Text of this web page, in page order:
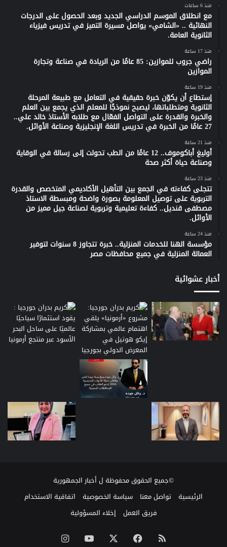
منذ 6 ساعات
مع انطلاق الموسم الدراسي الجديد وبعد الحصول على الدرجات
النهائية .. «الشامي» يواصل مسيرة التميز في تدريس فيزياء
الثانوية العامة.
منذ 17 ساعة
راضي جروب للموازين: 85 عامًا من الريادة في صناعة وتجارة
الموازين
منذ 19 ساعة
إستطاع أن يكوّن خبرة حقيقية في التعامل مع طبيعة المرحلة
الثانوية ومتطلباتها، ليصبح نموذجًا للمعلم الذي يجمع بين العلم
والخبرة والقدرة على التواصل الفعّال مع طلابه الأستاذ خالد علي..
27 عامًا من الخبرة في تدريس اللغة الإنجليزية وصناعة الأوائل.
منذ 21 ساعة
أوليغ أباكوموف.. 12 عامًا من الطب تحولت إلى رسالة في الوقاية
وصناعة حياة أكثر صحة
منذ 23 ساعة
تتجلى كفاءته في الجمع بين التأهيل الأكاديمي المتخصص والقدرة
التربوية على توصيل المعلومة بصورة واضحة ومبسطة الاستاذ
مصطفى قنديل.. كفاءة تعليمية وتربوية لصناعة جيل مميز من
الأوائل.
منذ 24 ساعة
مؤسسة الهنا للخدمات المنزلية.. خبرة تتجاوز 8 سنوات لتوفير
العمالة المنزلية في جميع محافظات مصر
أخبار عشوائية
©جميع الحقوق محفوظة ل أخبار الجمهورية
الرئيسية تواصل معنا سياسة الخصوصية
اتفاقية الاستخدام
فريق العمل إخلاء المسؤولية
ملخص فيسبوك ‫YouTube